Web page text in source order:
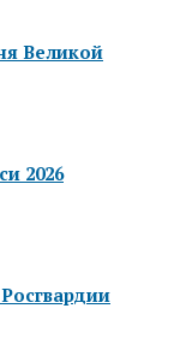
Великой
2026